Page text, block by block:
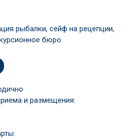
рыбалки, сейф на рецепции,
бюро
и размещения: